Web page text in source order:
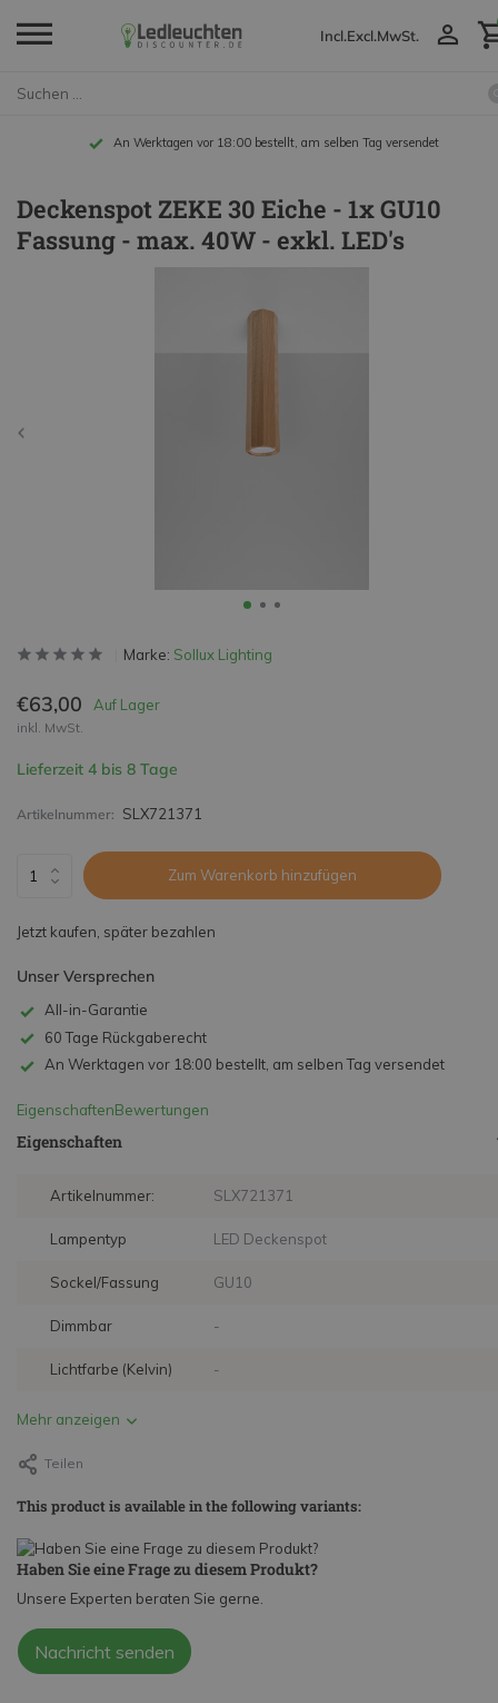
Incl.Excl.MwSt.
An Werktagen vor 18:00 bestellt, am selben Tag versendet
Deckenspot ZEKE 30 Eiche - 1x GU10
Fassung - max. 40W - exkl. LED's
Marke: Sollux Lighting
€63,00 Auf Lager
inkl. MwSt.
Lieferzeit 4 bis 8 Tage
Artikelnummer: SLX721371
Zum Warenkorb hinzufügen
Jetzt kaufen, später bezahlen
Unser Versprechen
All-in-Garantie
60 Tage Rückgaberecht
An Werktagen vor 18:00 bestellt, am selben Tag versendet
EigenschaftenBewertungen
Eigenschaften
Artikelnummer: SLX721371
Lampentyp LED Deckenspot
Sockel/Fassung GU10
Dimmbar -
Lichtfarbe (Kelvin) -
Mehr anzeigen
Teilen
This product is available in the following variants:
Haben Sie eine Frage zu diesem Produkt?
Unsere Experten beraten Sie gerne.
Nachricht senden